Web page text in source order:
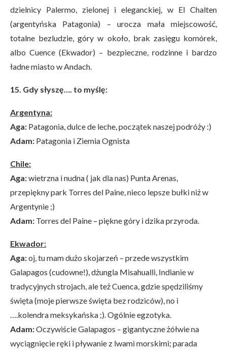
dzielnicy Palermo, zielonej i eleganckiej, w El Chalten
(argentyńska Patagonia) – urocza mała miejscowość,
totalne bezludzie, góry w około, brak zasięgu komórek,
albo Cuence (Ekwador) – bezpieczne, rodzinne i bardzo
ładne miasto w Andach.
15. Gdy słyszę…. to myślę:
Argentyna:
Aga: Patagonia, dulce de leche, początek naszej podróży :)
Adam: Patagonia i Ziemia Ognista
Chile:
Aga:wietrzna i nudna ( jak dla nas) Punta Arenas,
przepiękny park Torres del Paine, nieco lepsze bułki niż w
Argentynie ;)
Adam: Torres del Paine – piękne góry i dzika przyroda.
Ekwador:
Aga:oj, tu mam dużo skojarzeń – przede wszystkim
Galapagos (cudowne!), dżungla Misahualli, Indianie w
tradycyjnych strojach, ale też Cuenca, gdzie spędziliśmy
święta (moje pierwsze święta bez rodziców), no i
….kolendra meksykańska ;). Ogólnie egzotyka.
Adam:Oczywiście Galapagos – gigantyczne żółwie na
wyciągnięcie ręki i pływanie z lwami morskimi; parada